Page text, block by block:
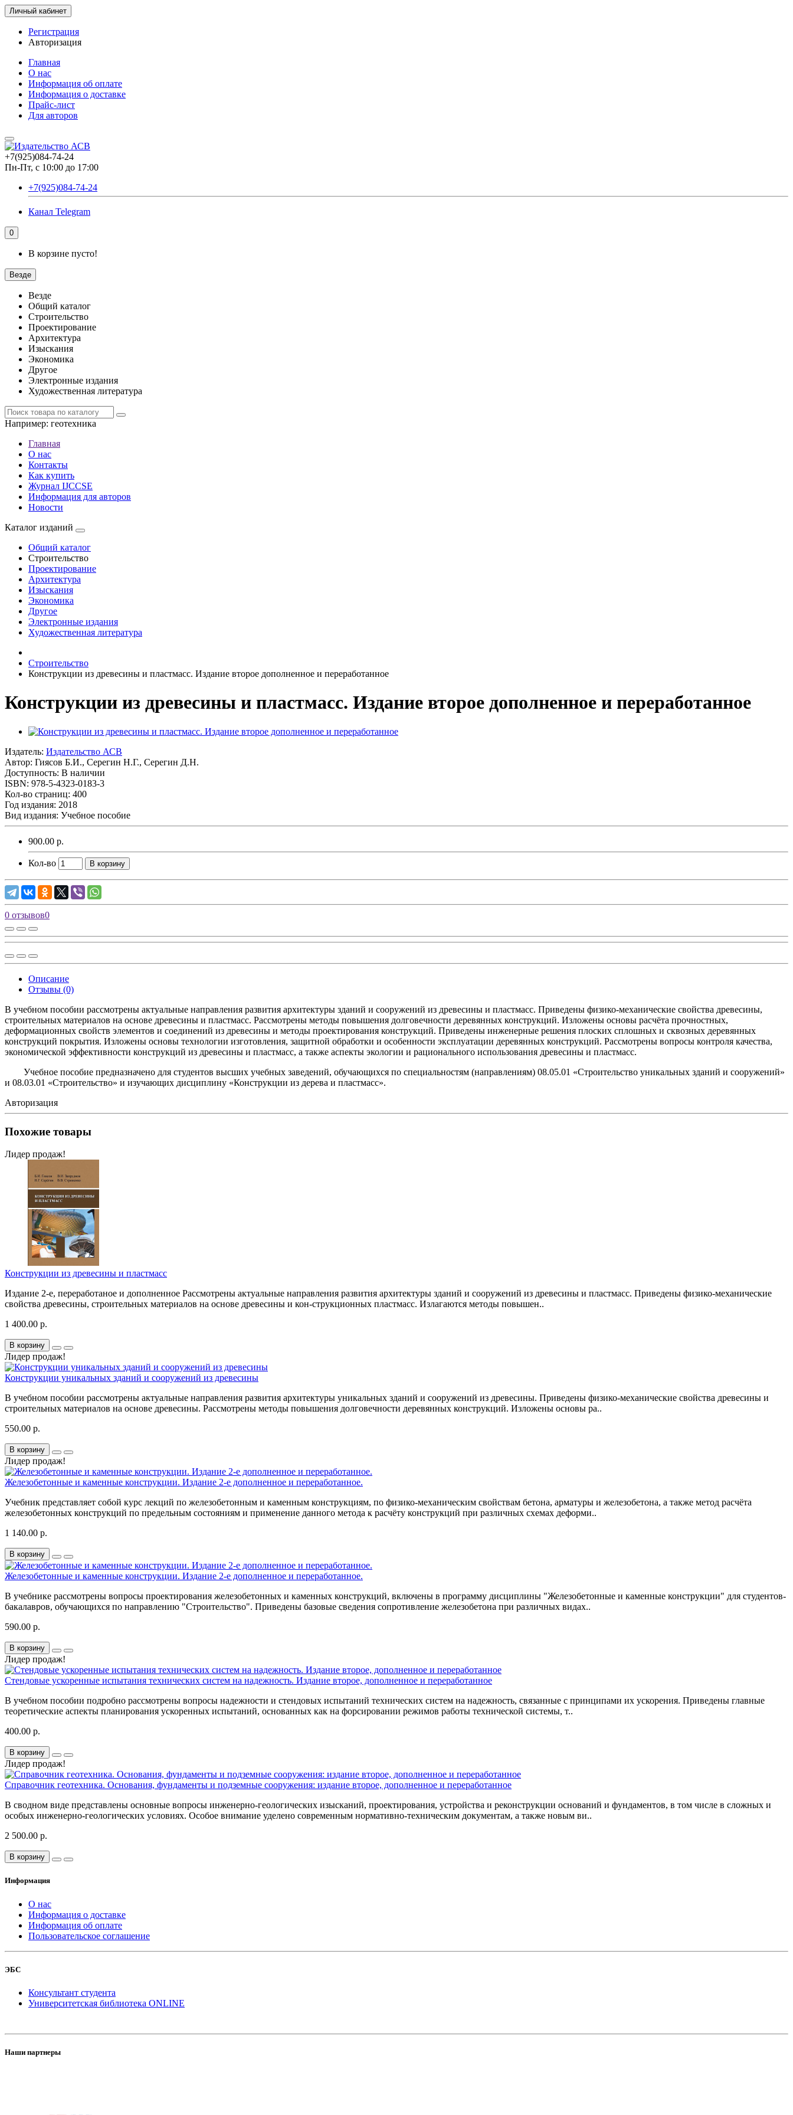
Личный кабинет
Регистрация
Авторизация
Главная
О нас
Информация об оплате
Информация о доставке
Прайс-лист
Для авторов
+7(925)084-74-24
Пн-Пт, с 10:00 до 17:00
+7(925)084-74-24
Канал Telegram
0
В корзине пусто!
Везде
Везде
Общий каталог
Строительство
Проектирование
Архитектура
Изыскания
Экономика
Другое
Электронные издания
Художественная литература
Например: геотехника
Главная
О нас
Контакты
Как купить
Журнал IJCCSE
Информация для авторов
Новости
Каталог изданий
Общий каталог
Строительство
Проектирование
Архитектура
Изыскания
Экономика
Другое
Электронные издания
Художественная литература
Строительство
Конструкции из древесины и пластмасс. Издание второе дополненное и переработанное
Конструкции из древесины и пластмасс. Издание второе дополненное и переработанное
Издатель: Издательство АСВ
Автор: Гиясов Б.И., Серегин Н.Г., Серегин Д.Н.
Доступность: В наличии
ISBN: 978-5-4323-0183-3
Кол-во страниц: 400
Год издания: 2018
Вид издания: Учебное пособие
900.00 р.
Кол-во В корзину
0 отзывов0
Описание
Отзывы (0)
В учебном пособии рассмотрены актуальные направления развития архитектуры зданий и сооружений из древесины и пластмасс. Приведены физико-механические свойства древесины,
строительных материалов на основе древесины и пластмасс. Рассмотрены методы повышения долговечности деревянных конструкций. Изложены основы расчёта прочностных,
деформационных свойств элементов и соединений из древесины и методы проектирования конструкций. Приведены инженерные решения плоских сплошных и сквозных деревянных
конструкций покрытия. Изложены основы технологии изготовления, защитной обработки и особенности эксплуатации деревянных конструкций. Рассмотрены вопросы контроля качества,
экономической эффективности конструкций из древесины и пластмасс, а также аспекты экологии и рационального использования древесины и пластмасс.
Учебное пособие предназначено для студентов высших учебных заведений, обучающихся по специальностям (направлениям) 08.05.01 «Строительство уникальных зданий и сооружений»
и 08.03.01 «Строительство» и изучающих дисциплину «Конструкции из дерева и пластмасс».
Авторизация
Похожие товары
Лидер продаж!
Конструкции из древесины и пластмасс
Издание 2-е, переработаное и дополненное Рассмотрены актуальные направления развития архитектуры зданий и сооружений из древесины и пластмасс. Приведены физико-механические
свойства древесины, строительных материалов на основе древесины и кон-струкционных пластмасс. Излагаются методы повышен..
1 400.00 р.
В корзину
Лидер продаж!
Конструкции уникальных зданий и сооружений из древесины
В учебном пособии рассмотрены актуальные направления развития архитектуры уникальных зданий и сооружений из древесины. Приведены физико-механические свойства древесины и
строительных материалов на основе древесины. Рассмотрены методы повышения долговечности деревянных конструкций. Изложены основы ра..
550.00 р.
В корзину
Лидер продаж!
Железобетонные и каменные конструкции. Издание 2-е дополненное и переработанное.
Учебник представляет собой курс лекций по железобетонным и каменным конструкциям, по физико-механическим свойствам бетона, арматуры и железобетона, а также метод расчёта
железобетонных конструкций по предельным состояниям и применение данного метода к расчёту конструкций при различных схемах деформи..
1 140.00 р.
В корзину
Железобетонные и каменные конструкции. Издание 2-е дополненное и переработанное.
В учебнике рассмотрены вопросы проектирования железобетонных и каменных конструкций, включены в программу дисциплины "Железобетонные и каменные конструкции" для студентов-
бакалавров, обучающихся по направлению "Строительство". Приведены базовые сведения сопротивление железобетона при различных видах..
590.00 р.
В корзину
Лидер продаж!
Стендовые ускоренные испытания технических систем на надежность. Издание второе, дополненное и переработанное
В учебном пособии подробно рассмотрены вопросы надежности и стендовых испытаний технических систем на надежность, связанные с принципами их ускорения. Приведены главные
теоретические аспек­ты планирования ускоренных испытаний, основанных как на фор­сировании режимов работы технической системы, т..
400.00 р.
В корзину
Лидер продаж!
Справочник геотехника. Основания, фундаменты и подземные сооружения: издание второе, дополненное и переработанное
В сводном виде представлены основные вопросы инженерно-геологических изысканий, проектирования, устройства и реконструкции оснований и фундаментов, в том числе в сложных и
особых инженерно-геологических условиях. Особое внимание уделено современным нормативно-техническим документам, а также новым ви..
2 500.00 р.
В корзину
Информация
О нас
Информация о доставке
Информация об оплате
Пользовательское соглашение
ЭБС
Консультант студента
Университетская библиотека ONLINE
Наши партнеры